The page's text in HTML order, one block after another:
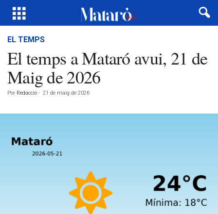
EL TEMPS
El temps a Mataró avui, 21 de
Maig de 2026
Por Redacció - 21 de maig de 2026